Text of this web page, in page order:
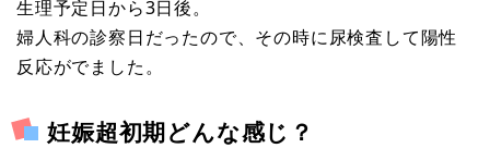
生理予定日から3日後。
婦人科の診察日だったので、その時に尿検査して陽性
反応がでました。
妊娠超初期どんな感じ？